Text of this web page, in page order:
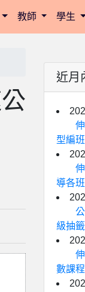
教師 學生
近月
型編
導各
級抽
數課